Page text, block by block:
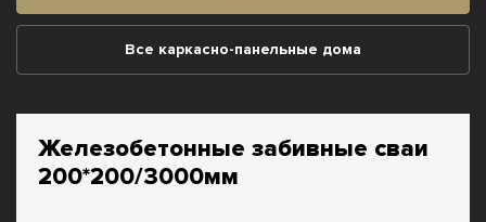
Все каркасно-панельные дома
Железобетонные забивные сваи
200*200/3000мм